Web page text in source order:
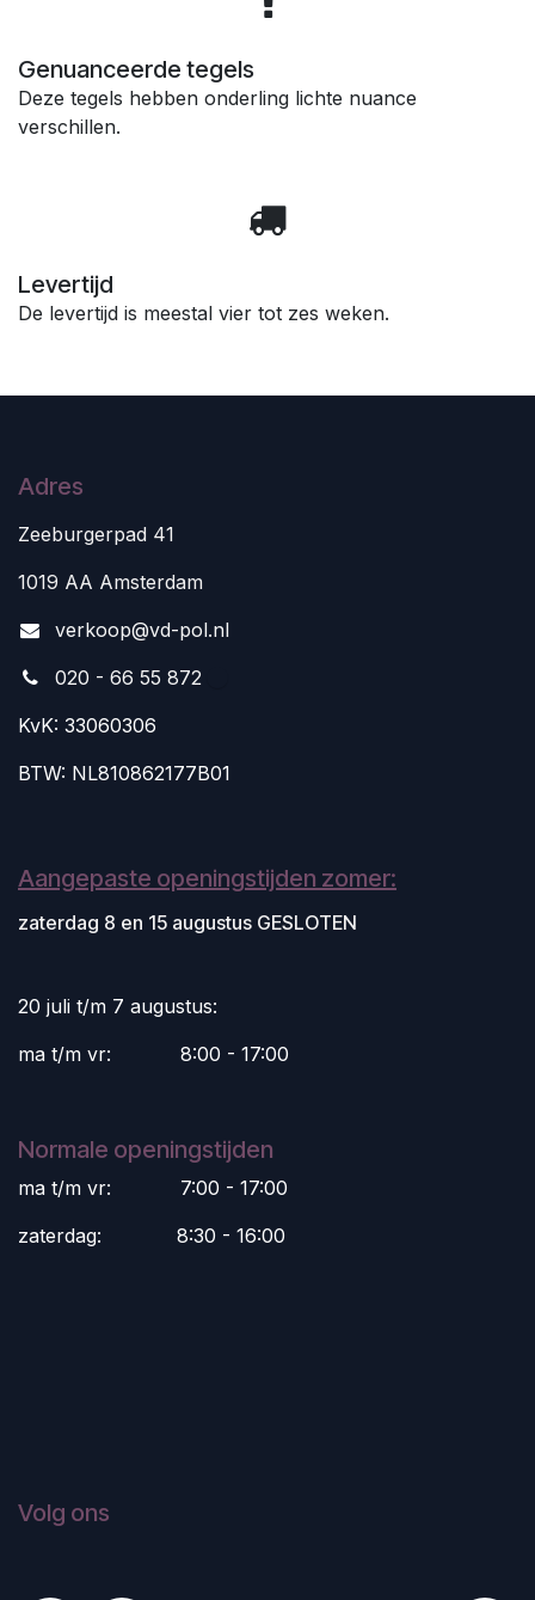
Genuanceerde tegels
Deze tegels hebben onderling lichte nuance
verschillen.
Levertijd
De levertijd is meestal vier tot zes weken.
Adres
Zeeburgerpad 41
1019 AA Amsterdam
verkoop@vd-pol.nl
020 - 66 55 872
KvK: 33060306
BTW: NL810862177B01
Aangepaste openingstijden zomer:
zaterdag 8 en 15 augustus GESLOTEN
20 juli t/m 7 augustus:
ma t/m vr:
​8:00 - 17:00
Normale openingstijden
ma t/m vr:
​7:00 - 17:00
zaterdag:
​8:30 - 16:00
Volg ons